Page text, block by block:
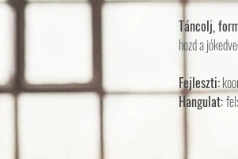
Táncolj,
hozd a
Fejleszti:
Hangulat: